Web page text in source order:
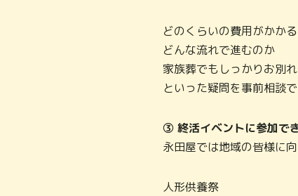
どのくらいの費用がかか
どんな流れで進むのか
家族葬でもしっかりお別
といった疑問を事前相談
③ 終活イベントに参加で
永田屋では地域の皆様に
人形供養祭